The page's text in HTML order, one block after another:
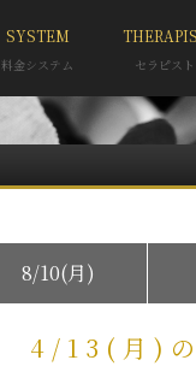
SYSTEM
料金システム セラピスト
8/10(月)
4/13(月)の